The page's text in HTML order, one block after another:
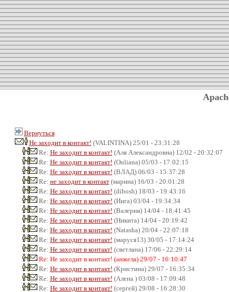
Вернуться
Не заходит в контакт! (VALINTINA) 25/01 - 23:31:28
Re: Не заходит в контакт! (Аля Александровна) 12/02 - 20:32:07
Re: Не заходит в контакт! (Ouliana) 05/03 - 17:02:15
Re: Не заходит в контакт! (ВЛАД) 06/03 - 15:37:28
Re: не заходит в контакт(марина) 16/03 - 20:01:28
Re: Не заходит в контакт! (dibosh) 18/03 - 19:43:16
Re: Не заходит в контакт! (Инга) 03/04 - 19:34:34
Re: Не заходит в контакт! (Валерия) 14/04 - 18:41:45
Re: Не заходит в контакт! (Никита) 14/04 - 20:19:42
Re: Не заходит в контакт! (Natasha) 20/04 - 22:07:18
Re: Не заходит в контакт! (маруся13) 30/05 - 17:14:24
Re: Не заходит в контакт! (светлана) 17/06 - 22:29:14
Re: Не заходит в контакт! (анжела) 29/07 - 16:10:47
Re: Не заходит в контакт! (Кристина) 29/07 - 16:35:34
Re: Не заходит в контакт! (Алена ) 03/08 - 17:09:48
Re: Не заходит в контакт! (сергей) 29/08 - 16:28:30